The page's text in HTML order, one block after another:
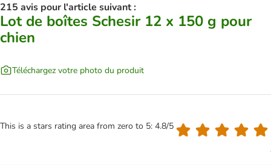
215 avis pour l'article suivant :
Lot de boîtes Schesir 12 x 150 g pour
chien
Téléchargez votre photo du produit
This is a stars rating area from zero to 5: 4.8/5